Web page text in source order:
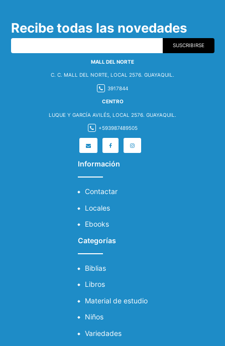
Recibe todas las novedades
SUSCRIBIRSE
MALL DEL NORTE
C. C. MALL DEL NORTE, LOCAL 2576. GUAYAQUIL.
3917844
CENTRO
LUQUE Y GARCÍA AVILÉS, LOCAL 2576. GUAYAQUIL.
+593987489505
Información
Contactar
Locales
Ebooks
Categorías
Biblias
Libros
Material de estudio
Niños
Variedades